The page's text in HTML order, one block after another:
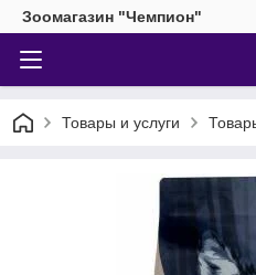
Зоомагазин "Чемпион"
Товары и услуги